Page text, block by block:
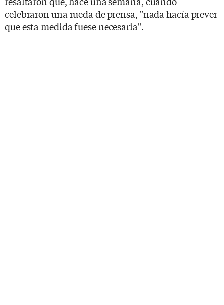
celebraron una rueda de prensa, "nada hacía prever
que esta medida fuese necesaria".